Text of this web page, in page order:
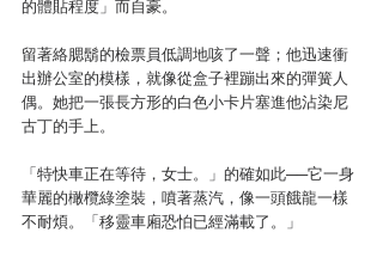
的體貼程度」而自豪。
留著絡腮鬍的檢票員低調地咳了一聲；他迅速衝
出辦公室的模樣，就像從盒子裡蹦出來的彈簧人
偶。她把一張長方形的白色小卡片塞進他沾染尼
古丁的手上。
「特快車正在等待，女士。」的確如此──它一身
華麗的橄欖綠塗裝，噴著蒸汽，像一頭餓龍一樣
不耐煩。「移靈車廂恐怕已經滿載了。」